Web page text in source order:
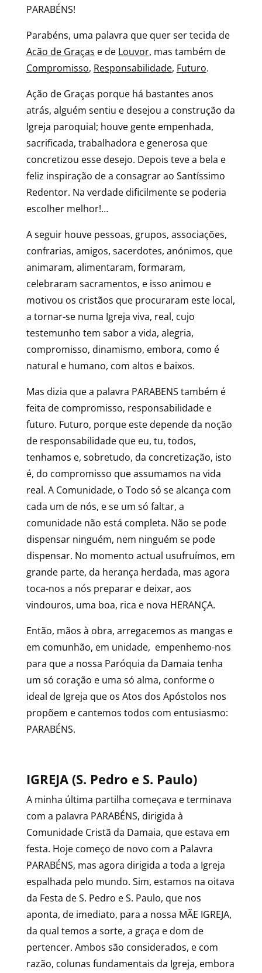
PARABÉNS!
Parabéns, uma palavra que quer ser tecida de
Acão de Graças e de Louvor, mas também de
Compromisso, Responsabilidade, Futuro.
Ação de Graças porque há bastantes anos
atrás, alguém sentiu e desejou a construção da
Igreja paroquial; houve gente empenhada,
sacrificada, trabalhadora e generosa que
concretizou esse desejo. Depois teve a bela e
feliz inspiração de a consagrar ao Santíssimo
Redentor. Na verdade dificilmente se poderia
escolher melhor!…
A seguir houve pessoas, grupos, associações,
confrarias, amigos, sacerdotes, anónimos, que
animaram, alimentaram, formaram,
celebraram sacramentos, e isso animou e
motivou os cristãos que procuraram este local,
a tornar-se numa Igreja viva, real, cujo
testemunho tem sabor a vida, alegria,
compromisso, dinamismo, embora, como é
natural e humano, com altos e baixos.
Mas dizia que a palavra PARABENS também é
feita de compromisso, responsabilidade e
futuro. Futuro, porque este depende da noção
de responsabilidade que eu, tu, todos,
tenhamos e, sobretudo, da concretização, isto
é, do compromisso que assumamos na vida
real. A Comunidade, o Todo só se alcança com
cada um de nós, e se um só faltar, a
comunidade não está completa. Não se pode
dispensar ninguém, nem ninguém se pode
dispensar. No momento actual usufruímos, em
grande parte, da herança herdada, mas agora
toca-nos a nós preparar e deixar, aos
vindouros, uma boa, rica e nova HERANÇA.
Então, mãos à obra, arregacemos as mangas e
em comunhão, em unidade, empenhemo-nos
para que a nossa Paróquia da Damaia tenha
um só coração e uma só alma, conforme o
ideal de Igreja que os Atos dos Apóstolos nos
propõem e cantemos todos com entusiasmo:
PARABÉNS.
IGREJA (S. Pedro e S. Paulo)
A minha última partilha começava e terminava
com a palavra PARABÉNS, dirigida à
Comunidade Cristã da Damaia, que estava em
festa. Hoje começo de novo com a Palavra
PARABÉNS, mas agora dirigida a toda a Igreja
espalhada pelo mundo. Sim, estamos na oitava
da Festa de S. Pedro e S. Paulo, que nos
aponta, de imediato, para a nossa MÃE IGREJA,
da qual temos a sorte, a graça e dom de
pertencer. Ambos são considerados, e com
razão, colunas fundamentais da Igreja, embora